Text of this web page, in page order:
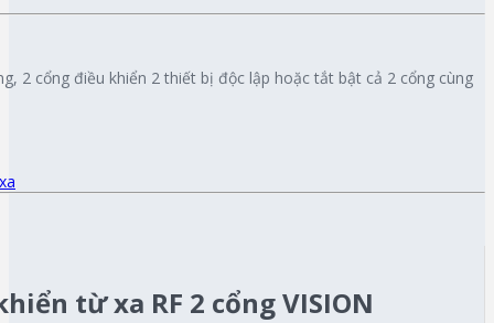
2 cổng điều khiển 2 thiết bị độc lập hoặc tắt bật cả 2 cổng cùng
từ xa RF 2 cổng VISION